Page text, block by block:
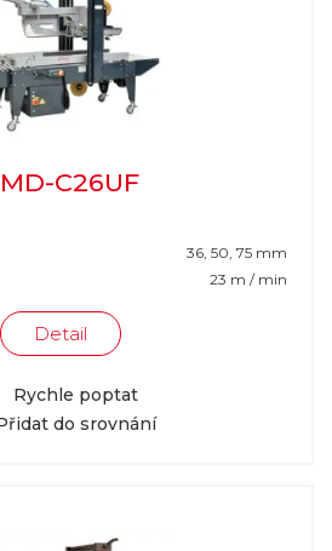
C26UF
36, 50, 75 mm
23 m / min
Detail
Rychle poptat
do srovnání